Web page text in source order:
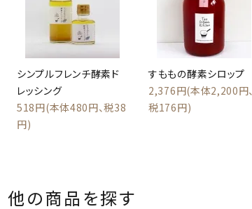
シンプルフレンチ酵素ド
レッシング
518円(本体480円、税38
円)
すももの酵素シロップ
2,376円(本体2,200円、
税176円)
他の商品を探す